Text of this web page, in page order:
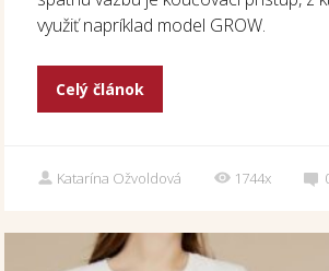
využiť napríklad model GROW.
Celý článok
Katarína Ožvoldová 1744x